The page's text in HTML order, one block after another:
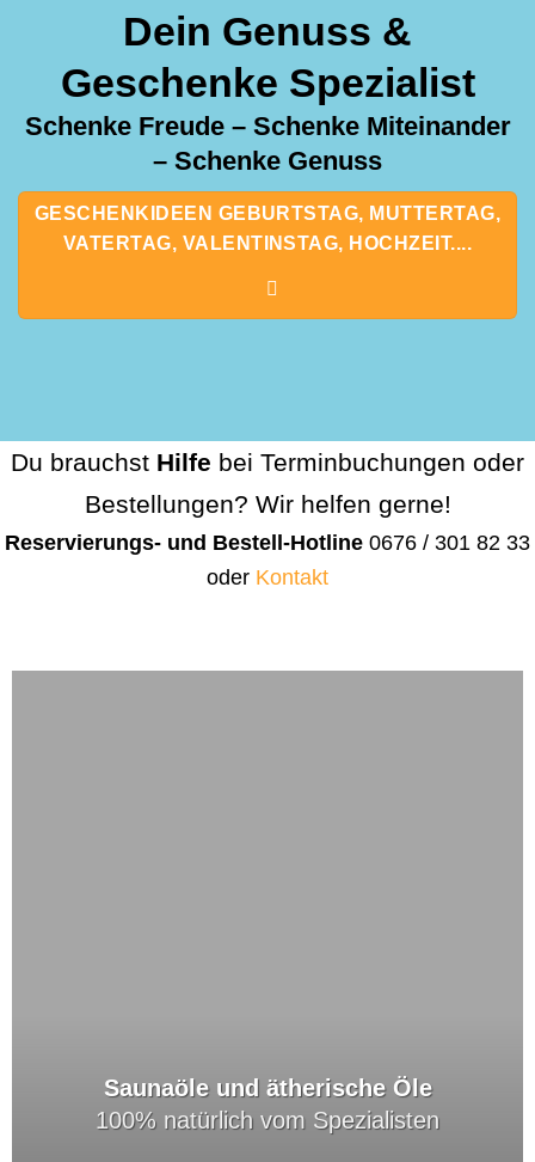
Dein Genuss &
Geschenke Spezialist
Schenke Freude – Schenke Miteinander
– Schenke Genuss
GESCHENKIDEEN GEBURTSTAG, MUTTERTAG,
VATERTAG, VALENTINSTAG, HOCHZEIT....
Du brauchst Hilfe bei Terminbuchungen oder
Bestellungen? Wir helfen gerne!
Reservierungs- und Bestell-Hotline 0676 / 301 82 33
oder Kontakt
Saunaöle und ätherische Öle
100% natürlich vom Spezialisten